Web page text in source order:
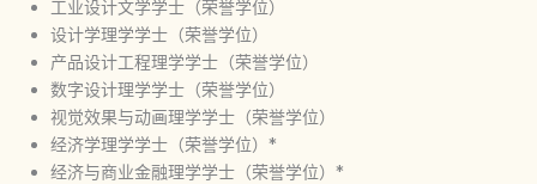
工业设计文学学士（荣誉学位）
设计学理学学士（荣誉学位）
产品设计工程理学学士（荣誉学位）
数字设计理学学士（荣誉学位）
视觉效果与动画理学学士（荣誉学位）
经济学理学学士（荣誉学位）*
经济与商业金融理学学士（荣誉学位）*